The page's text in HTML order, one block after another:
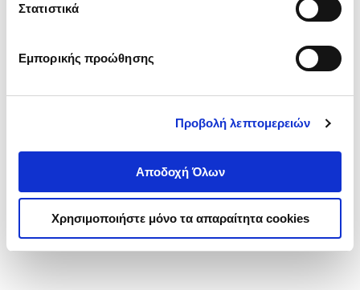
Στατιστικά
Εμπορικής προώθησης
Προβολή λεπτομερειών
Αποδοχή Όλων
Χρησιμοποιήστε μόνο τα απαραίτητα cookies